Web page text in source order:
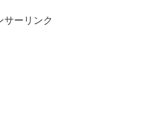
サーリンク